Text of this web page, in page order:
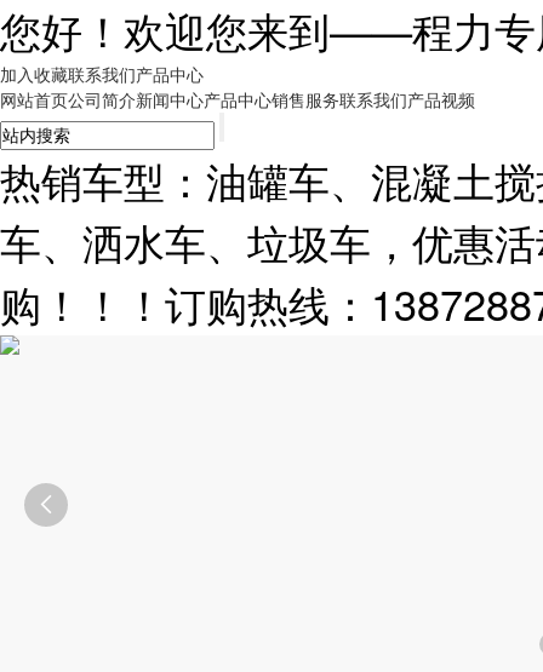
您好！欢迎您来到——程力
加入收藏联系我们产品中心
网站首页公司简介新闻中心产品中心销售服务联系我们产品视频
热销车型：油罐车、混凝土
车、洒水车、垃圾车，优惠
购！！！订购热线：
